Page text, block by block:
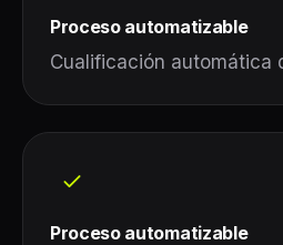
Proceso automatizable
Cualificación automática
Proceso automatizable